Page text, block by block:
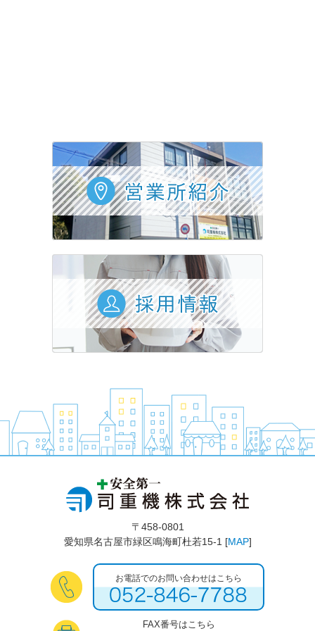
〒458-0801
愛知県名古屋市緑区鳴海町杜若15-1 [MAP]
お電話でのお問い合わせはこちら
FAX番号はこちら